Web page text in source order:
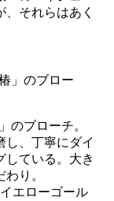
それらはあく
のブローチ。
し、丁寧にダイ
している。大き
り。
エローゴール